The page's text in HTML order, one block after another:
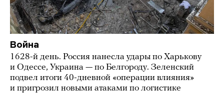
Война
1628-й день. Россия нанесла удары по Харькову
и Одессе, Украина — по Белгороду. Зеленский
подвел итоги 40-дневной «операции влияния»
и пригрозил новыми атаками по логистике